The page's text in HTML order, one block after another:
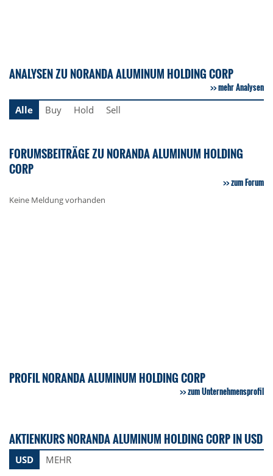
ANALYSEN ZU NORANDA ALUMINUM HOLDING CORP
mehr Analysen
Alle
Buy Hold Sell
FORUMSBEITRÄGE ZU NORANDA ALUMINUM HOLDING
CORP
zum Forum
Keine Meldung vorhanden
PROFIL NORANDA ALUMINUM HOLDING CORP
zum Unternehmensprofil
AKTIENKURS NORANDA ALUMINUM HOLDING CORP IN USD
USD MEHR